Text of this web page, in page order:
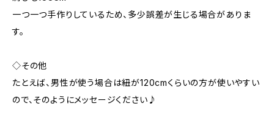
一つ一つ手作りしているため、多少誤差が生じる場合がありま
す。
◇その他
たとえば、男性が使う場合は紐が120cmくらいの方が使いやすい
ので、そのようにメッセージください♪